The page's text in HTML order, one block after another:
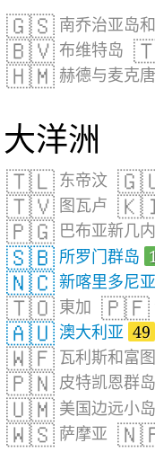
🇬🇸 南乔治亚岛
🇧🇻 布维特岛
🇭🇲 赫德与麦克
大洋洲
🇹🇱 东帝汶
🇹🇻 图瓦卢
🇵🇬 巴布亚新几
🇸🇧 所罗门群岛
🇳🇨 新喀里多尼亚
🇹🇴 東加 🇵🇫
🇦🇺 澳大利亚 49
🇼🇫 瓦利斯和富
🇵🇳 皮特凯恩群岛
🇺🇲 美国边远小岛
🇼🇸 萨摩亚